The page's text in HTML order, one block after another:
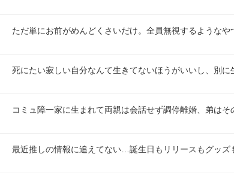
ただ単にお前がめんどくさいだけ。全員無視するような
死にたい寂しい自分なんて生きてないほうがいいし、別
コミュ障一家に生まれて両親は会話せず調停離婚、弟は
最近推しの情報に追えてない…誕生日もリリースもグッズ